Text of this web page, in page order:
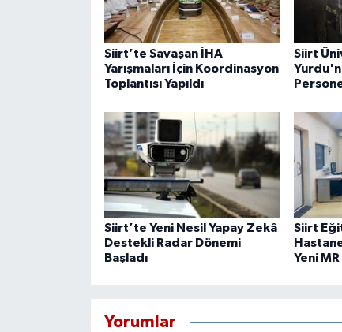
Siirt’te Savaşan İHA
Yarışmaları İçin Koordinasyon
Toplantısı Yapıldı
Siirt
Siirt’te Yeni Nesil Yapay Zekâ
Destekli Radar Dönemi
Başladı
Siirt
Yeni
Yorumlar